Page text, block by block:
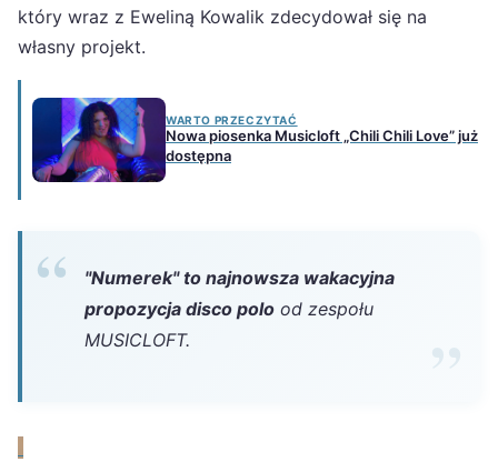
który wraz z Eweliną Kowalik zdecydował się na
własny projekt.
WARTO PRZECZYTAĆ
Nowa piosenka Musicloft „Chili Chili Love” już
dostępna
"Numerek" to najnowsza wakacyjna
propozycja disco polo od zespołu
MUSICLOFT.